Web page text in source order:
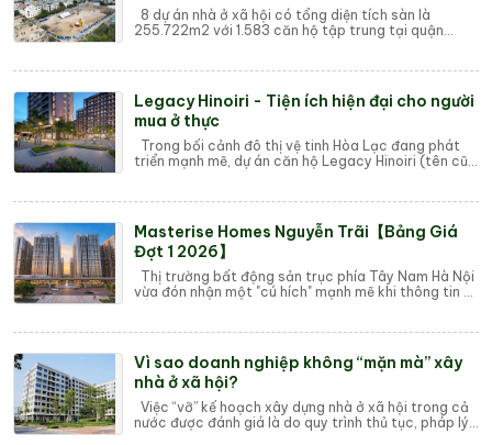
8 dự án nhà ở xã hội có tổng diện tích sàn là
255.722m2 với 1.583 căn hộ tập trung tại quận
Legacy Hinoiri - Tiện ích hiện đại cho người
mua ở thực
Trong bối cảnh đô thị vệ tinh Hòa Lạc đang phát
triển mạnh mẽ, dự án căn hộ Legacy Hinoiri (tên cũ
Masterise Homes Nguyễn Trãi【Bảng Giá
Đợt 1 2026】
Thị trường bất động sản trục phía Tây Nam Hà Nội
vừa đón nhận một "cú hích" mạnh mẽ khi thông tin về
Vì sao doanh nghiệp không “mặn mà” xây
nhà ở xã hội?
Việc “vỡ” kế hoạch xây dựng nhà ở xã hội trong cả
nước được đánh giá là do quy trình thủ tục, pháp lý